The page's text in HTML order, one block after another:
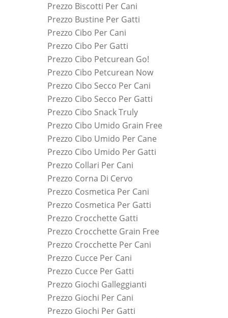
Prezzo Biscotti Per Cani
Prezzo Bustine Per Gatti
Prezzo Cibo Per Cani
Prezzo Cibo Per Gatti
Prezzo Cibo Petcurean Go!
Prezzo Cibo Petcurean Now
Prezzo Cibo Secco Per Cani
Prezzo Cibo Secco Per Gatti
Prezzo Cibo Snack Truly
Prezzo Cibo Umido Grain Free
Prezzo Cibo Umido Per Cane
Prezzo Cibo Umido Per Gatti
Prezzo Collari Per Cani
Prezzo Corna Di Cervo
Prezzo Cosmetica Per Cani
Prezzo Cosmetica Per Gatti
Prezzo Crocchette Gatti
Prezzo Crocchette Grain Free
Prezzo Crocchette Per Cani
Prezzo Cucce Per Cani
Prezzo Cucce Per Gatti
Prezzo Giochi Galleggianti
Prezzo Giochi Per Cani
Prezzo Giochi Per Gatti